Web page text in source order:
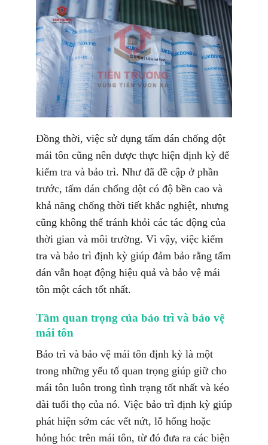
Đồng thời, việc sử dụng tấm dán chống dột
mái tôn cũng nên được thực hiện định kỳ để
kiểm tra và bảo trì. Như đã đề cập ở phần
trước, tấm dán chống dột có độ bền cao và
khả năng chống thời tiết khắc nghiệt, nhưng
cũng không thể tránh khỏi các tác động của
thời gian và môi trường. Vì vậy, việc kiểm
tra và bảo trì định kỳ giúp đảm bảo rằng tấm
dán vẫn hoạt động hiệu quả và bảo vệ mái
tôn một cách tốt nhất.
Tầm quan trọng của bảo trì và bảo vệ
mái tôn
Bảo trì và bảo vệ mái tôn định kỳ là một
trong những yếu tố quan trọng giúp giữ cho
mái tôn luôn trong tình trạng tốt nhất và kéo
dài tuổi thọ của nó. Việc bảo trì định kỳ giúp
phát hiện sớm các vết nứt, lỗ hổng hoặc
hỏng hóc trên mái tôn, từ đó đưa ra các biện